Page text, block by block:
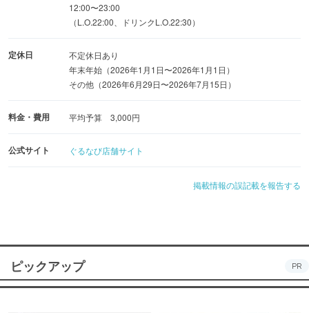
12:00〜23:00
（L.O.22:00、ドリンクL.O.22:30）
定休日
不定休日あり
年末年始（2026年1月1日〜2026年1月1日）
その他（2026年6月29日〜2026年7月15日）
料金・費用 平均予算 3,000円
公式サイト ぐるなび店舗サイト
掲載情報の誤記載を報告する
ピックアップ PR